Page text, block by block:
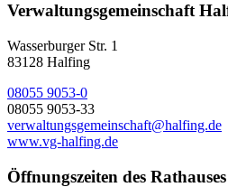
Verwaltungsgemeinschaft
Wasserburger Str. 1
83128 Halfing
08055 9053-0
08055 9053-33
verwaltungsgemeinschaft@halfing.de
www.vg-halfing.de
Öffnungszeiten des Rathauses